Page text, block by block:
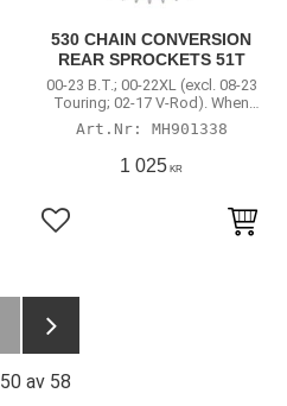
530 CHAIN CONVERSION
REAR SPROCKETS 51T
00-23 B.T.; 00-22XL (excl. 08-23
Touring; 02-17 V-Rod). When
converted to rear chain
MH901338
1 025 KR
Lägg till i favoriter
50av 58